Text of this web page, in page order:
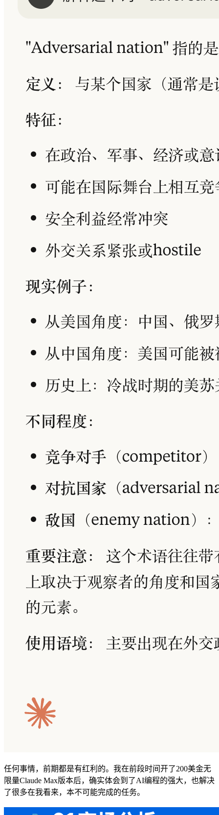
任何事情，前期都是有红利的。我在前段时间开了200美金无
限量Claude Max版本后，确实体会到了AI编程的强大，也解决
了很多在我看来，本不可能完成的任务。